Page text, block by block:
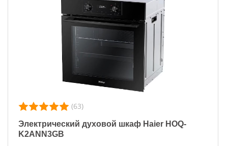
(63)
Электрический духовой шкаф Haier HOQ-
K2ANN3GB